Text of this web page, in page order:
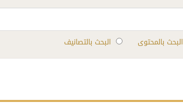
البحث بالمحتوى البحث بالتصانيف